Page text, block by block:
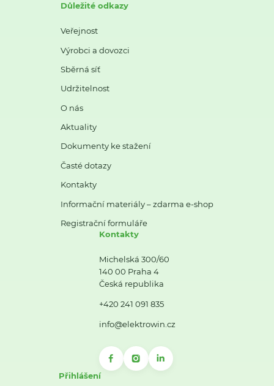
Důležité odkazy
Veřejnost
Výrobci a dovozci
Sběrná síť
Udržitelnost
O nás
Aktuality
Dokumenty ke stažení
Časté dotazy
Kontakty
Informační materiály – zdarma e-shop
Registrační formuláře
Kontakty
Michelská 300/60
140 00 Praha 4
Česká republika
+420 241 091 835
info@elektrowin.cz
Přihlášení